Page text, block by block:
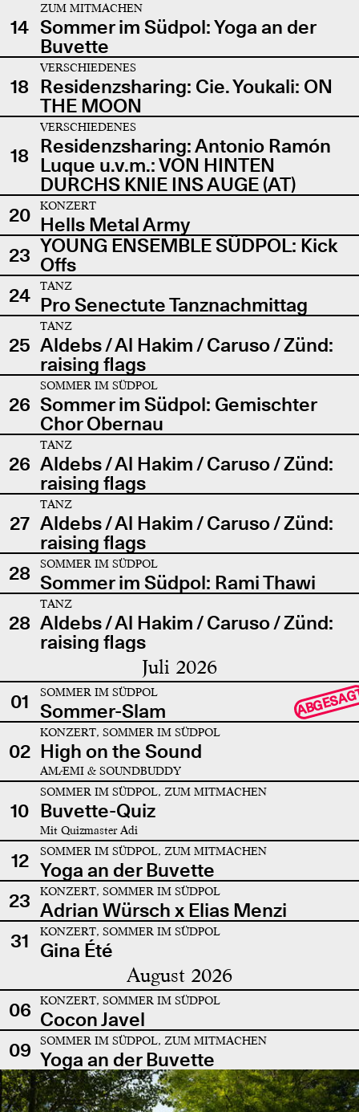
14
ZUM MITMACHEN
Sommer im Südpol: Yoga an der
Buvette
18
VERSCHIEDENES
Residenzsharing: Cie. Youkali: ON
THE MOON
18
VERSCHIEDENES
Residenzsharing: Antonio Ramón
Luque u.v.m.: VON HINTEN
DURCHS KNIE INS AUGE (AT)
20
KONZERT
Hells Metal Army
23 YOUNG ENSEMBLE SÜDPOL: Kick
Offs
24
TANZ
Pro Senectute Tanznachmittag
25
TANZ
Aldebs / Al Hakim / Caruso / Zünd:
raising flags
26
SOMMER IM SÜDPOL
Sommer im Südpol: Gemischter
Chor Obernau
26
TANZ
Aldebs / Al Hakim / Caruso / Zünd:
raising flags
27
TANZ
Aldebs / Al Hakim / Caruso / Zünd:
raising flags
28
SOMMER IM SÜDPOL
Sommer im Südpol: Rami Thawi
28
TANZ
Aldebs / Al Hakim / Caruso / Zünd:
raising flags
Juli 2026
01 SOMMER IM SÜDPOL
Sommer-Slam
02
KONZERT, SOMMER IM SÜDPOL
High on the Sound
AMÆMI & SOUNDBUDDY
10
SOMMER IM SÜDPOL, ZUM MITMACHEN
Buvette-Quiz
Mit Quizmaster Adi
12 SOMMER IM SÜDPOL, ZUM MITMACHEN
Yoga an der Buvette
23
KONZERT, SOMMER IM SÜDPOL
Adrian Würsch x Elias Menzi
31
KONZERT, SOMMER IM SÜDPOL
Gina Été
August 2026
06 KONZERT, SOMMER IM SÜDPOL
Cocon Javel
09
SOMMER IM SÜDPOL, ZUM MITMACHEN
Yoga an der Buvette